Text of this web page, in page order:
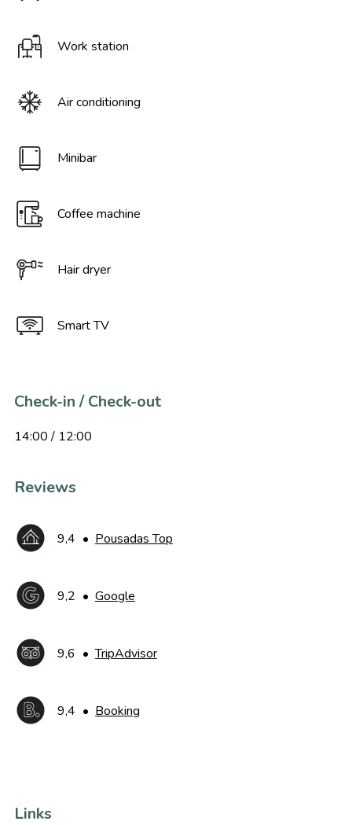
Work station
Air conditioning
Minibar
Coffee machine
Hair dryer
Smart TV
Check-in / Check-out
14:00 / 12:00
Reviews
9,4 • Pousadas Top
9,2 • Google
9,6 •TripAdvisor
9,4 • Booking
Links